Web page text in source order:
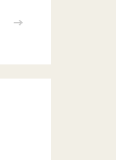
>>